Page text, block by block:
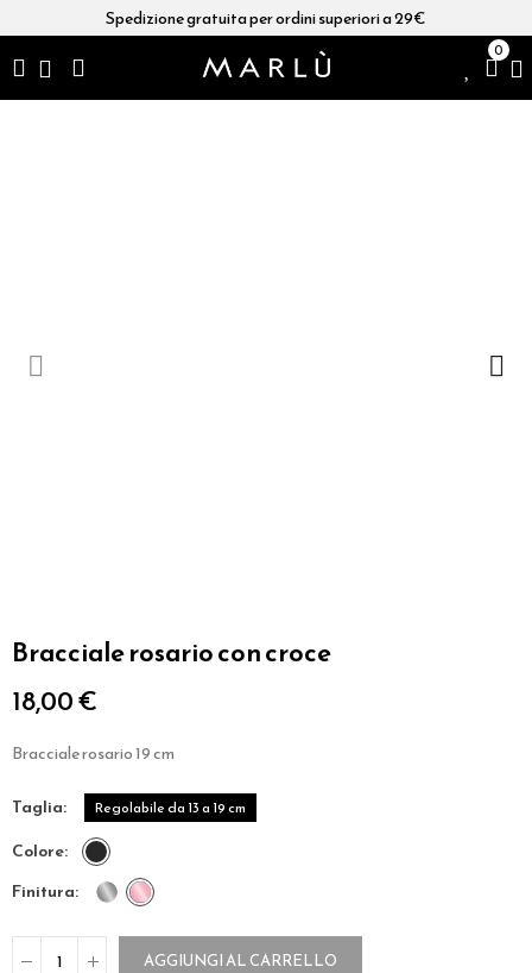
Spedizione gratuita per ordini superiori a 29€
0
Bracciale rosario con croce
18,00 €
Bracciale rosario 19 cm
taglia Regolabile da 13 a 19 cm
colore
finitura
AGGIUNGI AL CARRELLO